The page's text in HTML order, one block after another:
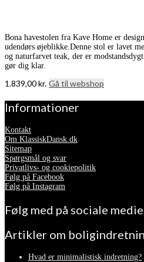
Bona havestolen fra Kave Home er
udendørs øjeblikke.Denne stol er lavet
og naturfarvet teak, der er
gør dig klar.
1.839,00kr. Gå til webshop
Informationer
Kontakt
Om KlassiskDansk.dk
Sitemap
Spørgsmål og svar
Privatlivs- og cookiepolitik
Følg på Facebook
Følg på Instagram
Følg med på sociale
Artikler om
Hvad er minimalistisk indretning?